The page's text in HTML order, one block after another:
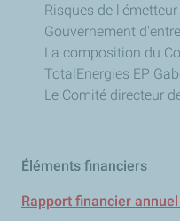
Risques de l'émetteur
Gouvernement
La composition du
TotalEnergies EP
Le Comité directeur
Éléments financiers
Rapport financier